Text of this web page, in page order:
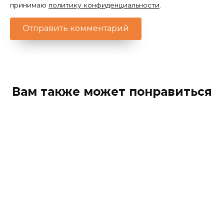
принимаю политику конфиденциальности
Вам также может понравиться